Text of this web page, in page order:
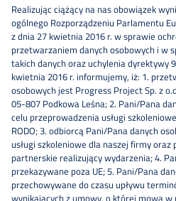
Realizując ciążący na nas obowiązek
ogólnego Rozporządzeniu Parlamentu
z dnia 27 kwietnia 2016 r. w sprawie
przetwarzaniem danych osobowych i w
takich danych oraz uchylenia dyrektywy
kwietnia 2016 r. informujemy, iż: 1.
osobowych jest Progress Project Sp. z
05-807 Podkowa Leśna; 2. Pani/Pana
celu przeprowadzenia usługi
RODO; 3. odbiorcą Pani/Pana danych
usługi szkoleniowe dla naszej firmy
partnerskie realizujący wydarzenia; 4.
przekazywane poza UE; 5. Pani/Pana
przechowywane do czasu upływu